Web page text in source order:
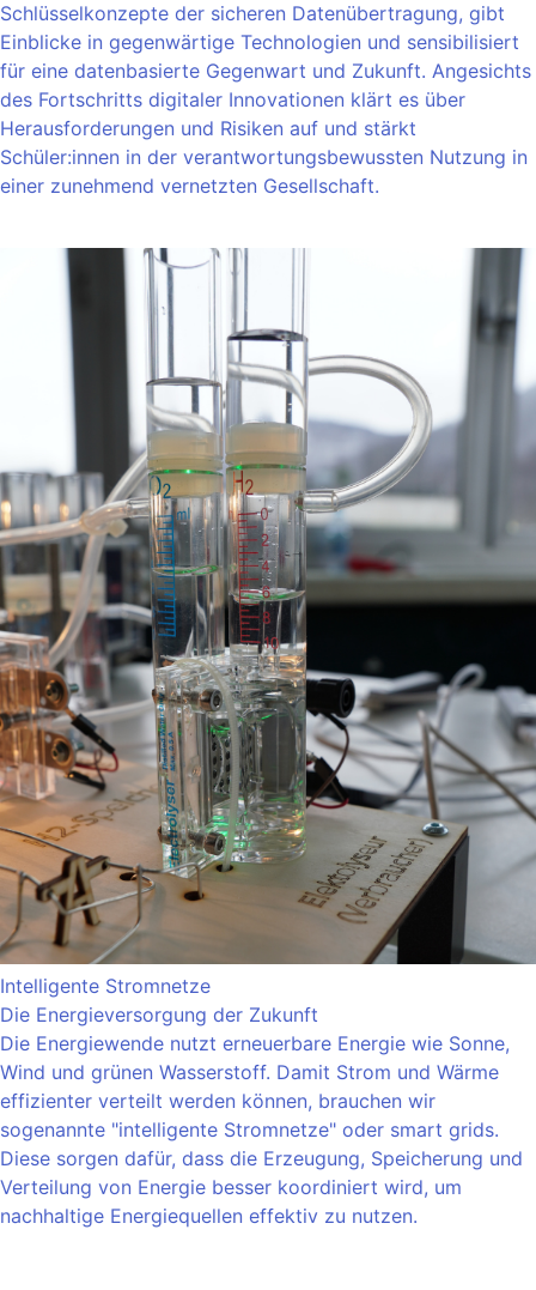
Schlüsselkonzepte der sicheren Datenübertragung, gibt
Einblicke in gegenwärtige Technologien und sensibilisiert
für eine datenbasierte Gegenwart und Zukunft. Angesichts
des Fortschritts digitaler Innovationen klärt es über
Herausforderungen und Risiken auf und stärkt
Schüler:innen in der verantwortungsbewussten Nutzung in
einer zunehmend vernetzten Gesellschaft.
Intelligente Stromnetze
Die Energieversorgung der Zukunft
Die Energiewende nutzt erneuerbare Energie wie Sonne,
Wind und grünen Wasserstoff. Damit Strom und Wärme
effizienter verteilt werden können, brauchen wir
sogenannte "intelligente Stromnetze" oder smart grids.
Diese sorgen dafür, dass die Erzeugung, Speicherung und
Verteilung von Energie besser koordiniert wird, um
nachhaltige Energiequellen effektiv zu nutzen.